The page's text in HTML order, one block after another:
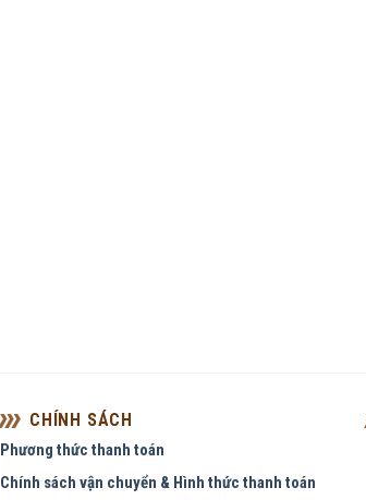
CHÍNH SÁCH
Phương thức thanh toán
Chính sách vận chuyển & Hình thức thanh toán